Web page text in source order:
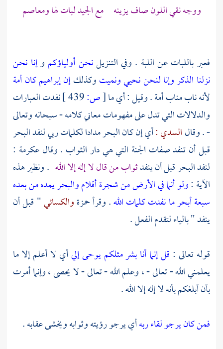
ووجه نقي اللون صاف يزينه مع الجيد لبات لها ومعاصم
فعبر باللبات عن اللبة . وفي التنزيلنحن أولياؤكم وإنا نحن
نزلنا الذكروإنا لنحن نحيي ونميتوكذلكإن إبراهيم كان أمة
لأنه ناب مناب أمة . وقيل : أي ما[ص:
نفدت العبارات
والدلالات التي تدل على مفهومات معاني كلامه - سبحانه وتعالى
- . وقالالسدي :أي إن كان البحر مدادا لكلمات ربي لنفد البحر
قبل أن تنفد صفات الجنة التي هي دار الثواب . وقالعكرمة :
لنفد البحر قبل أن ينفدثواب من قال لا إله إلا الله . ونظير هذه
الآية :ولو أنما في الأرض من شجرة أقلام والبحر يمده من بعده
سبعة أبحر ما نفدت كلمات الله. وقرأحمزةوالكسائي" قبل أن
ينفد " بالياء لتقدم الفعل .
قوله تعالى : قل إنما أنا بشر مثلكم يوحى إليأي لا أعلم إلا ما
يعلمني الله - تعالى - ، وعلم الله - تعالى - لا يحصى ، وإنما أمرت
بأن أبلغكم بأنه لا إله إلا الله .
فمن كان يرجو لقاء ربهأي يرجو رؤيته وثوابه ويخشى عقابه .